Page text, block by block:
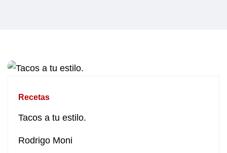
Recetas
Tacos a tu estilo.
Rodrigo Moni